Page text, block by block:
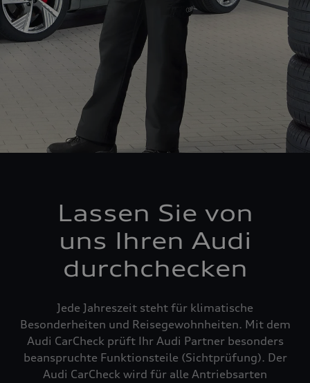
Lassen Sie von
uns Ihren Audi
durchchecken
Jede Jahreszeit steht für klimatische
Besonderheiten und Reisegewohnheiten. Mit dem
Audi CarCheck prüft Ihr Audi Partner besonders
beanspruchte Funktionsteile (Sichtprüfung). Der
Audi CarCheck wird für alle Antriebsarten